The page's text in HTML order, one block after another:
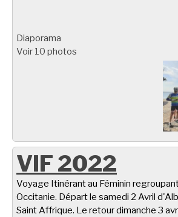
Diaporama
Voir 10 photos
VIF 2022
Voyage Itinérant au Féminin
Occitanie. Départ le samedi 2 Avril
Saint Affrique. Le retour dimanche 3